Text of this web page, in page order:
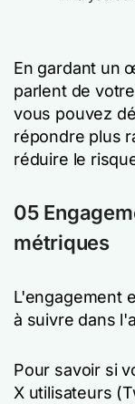
En gardant un
parlent de
vous pouvez
répondre plus
réduire le
05
métriques
L'engagement
à suivre dans
Pour savoir si
X utilisateurs